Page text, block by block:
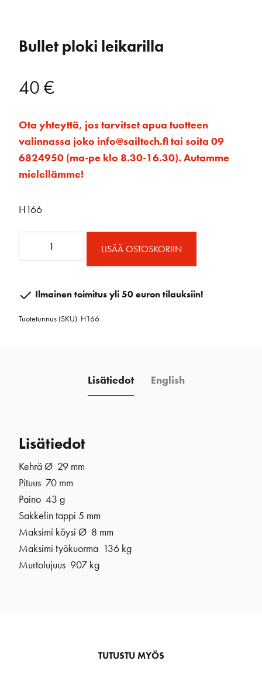
Bullet ploki leikarilla
40€
Ota yhteyttä, jos tarvitset apua tuotteen
valinnassa joko info@sailtech.fi tai soita 09
6824950 (ma-pe klo 8.30-16.30). Autamme
mielellämme!
H166
määrä
LISÄÄ OSTOSKORIIN
Ilmainen toimitus yli 50 euron tilauksiin!
Tuotetunnus (SKU): H166
Lisätiedot English
Lisätiedot
Kehrä Ø 29 mm
Pituus 70 mm
Paino 43 g
Sakkelin tappi 5 mm
Maksimi köysi Ø 8 mm
Maksimi työkuorma 136 kg
Murtolujuus 907 kg
TUTUSTU MYÖS